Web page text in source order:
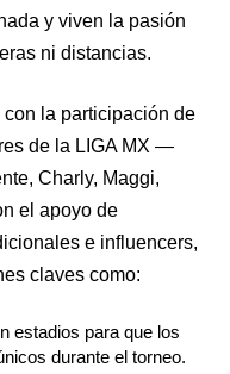
y viven la pasión
ni distancias.
con la participación de
de la LIGA MX —
Charly, Maggi,
el apoyo de
e influencers,
claves como:
estadios para que los
durante el torneo.